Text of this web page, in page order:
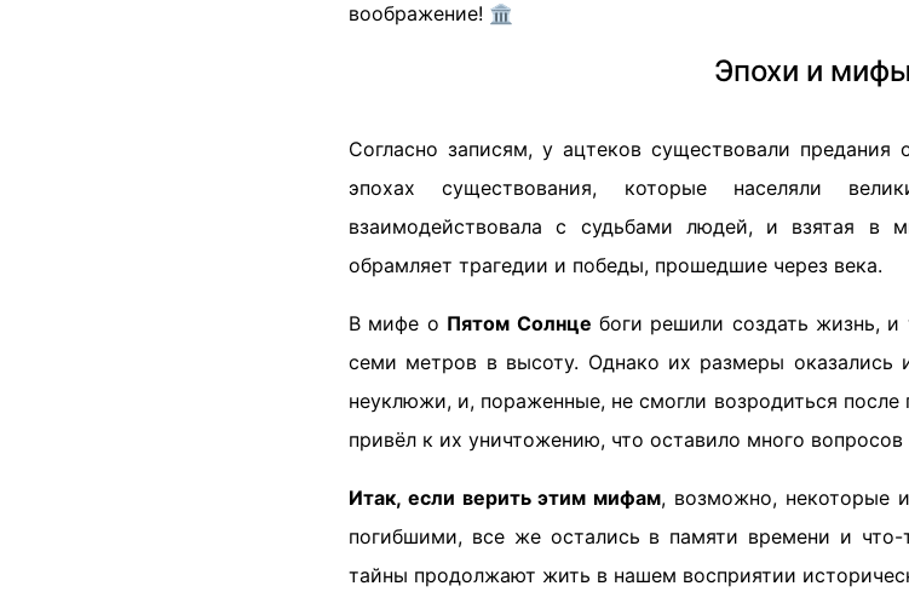
воображение! 🏛️
Эпохи и мифы
Согласно записям, у ацтеков существовали
эпохах существования, которые населяли
взаимодействовала с судьбами людей, и взятая в
обрамляет трагедии и победы, прошедшие через века.
В мифе о Пятом Солнце боги решили создать жизнь, и
семи метров в высоту. Однако их размеры оказались
неуклюжи, и, пораженные, не смогли возродиться после
привёл к их уничтожению, что оставило много вопросов
Итак, если верить этим мифам, возможно, некоторые
погибшими, все же остались в памяти времени и
тайны продолжают жить в нашем восприятии